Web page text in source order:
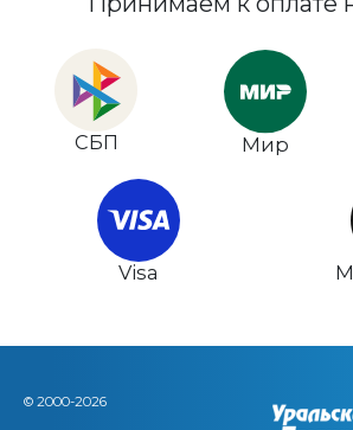
СБП Мир
Visa
© 2000-2026